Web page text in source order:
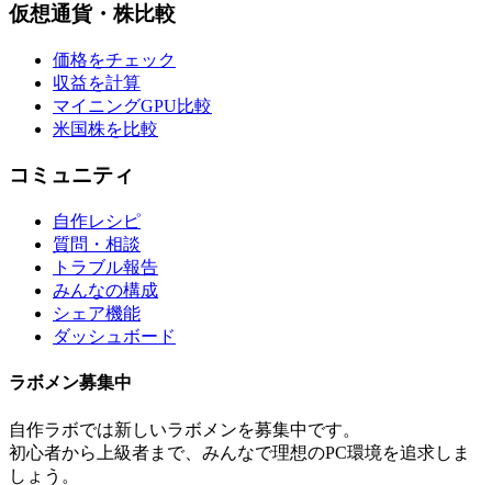
仮想通貨・株比較
価格をチェック
収益を計算
マイニングGPU比較
米国株を比較
コミュニティ
自作レシピ
質問・相談
トラブル報告
みんなの構成
シェア機能
ダッシュボード
ラボメン募集中
自作ラボでは新しいラボメンを募集中です。
初心者から上級者まで、みんなで理想のPC環境を追求しま
しょう。